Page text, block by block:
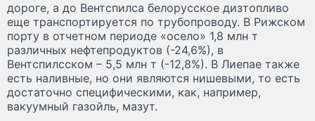
дороге, а до Вентспилса белорусское дизтопливо
еще транспортируется по трубопроводу. В Рижском
порту в отчетном периоде «осело» 1,8 млн т
различных нефтепродуктов (-24,6%), в
Вентспилсском – 5,5 млн т (-12,8%). В Лиепае также
есть наливные, но они являются нишевыми, то есть
достаточно специфическими, как, например,
вакуумный газойль, мазут.